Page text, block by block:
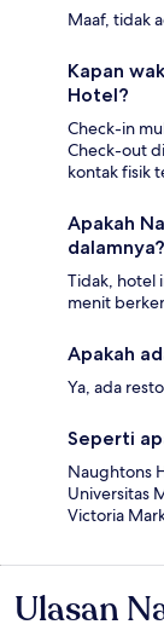
Maaf, tidak
Kapan
Hotel?
Check-in
Check-out
kontak fisik
Apakah
dalamnya?
Tidak, hotel
menit
Apakah
Ya, ada
Seperti
Naughtons
Universitas
Victoria
Ulasan
Ulasan